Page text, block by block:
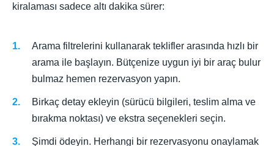
kiralaması sadece altı dakika sürer:
Arama filtrelerini kullanarak teklifler arasında hızlı bir
arama ile başlayın. Bütçenize uygun iyi bir araç bulur
bulmaz hemen rezervasyon yapın.
Birkaç detay ekleyin (sürücü bilgileri, teslim alma ve
bırakma noktası) ve ekstra seçenekleri seçin.
Şimdi ödeyin. Herhangi bir rezervasyonu onaylamak